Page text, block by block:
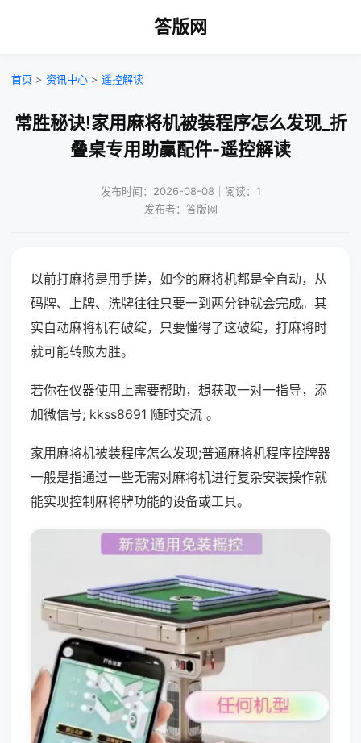
答版网
首页 > 资讯中心 > 遥控解读
常胜秘诀!家用麻将机被装程序怎么发现_折
叠桌专用助赢配件-遥控解读
发布时间：2026-08-08｜阅读：1
发布者：答版网
以前打麻将是用手搓，如今的麻将机都是全自动，从
码牌、上牌、洗牌往往只要一到两分钟就会完成。其
实自动麻将机有破绽，只要懂得了这破绽，打麻将时
就可能转败为胜。
若你在仪器使用上需要帮助，想获取一对一指导，添
加微信号; kkss8691 随时交流 。
家用麻将机被装程序怎么发现;普通麻将机程序控牌器
一般是指通过一些无需对麻将机进行复杂安装操作就
能实现控制麻将牌功能的设备或工具。